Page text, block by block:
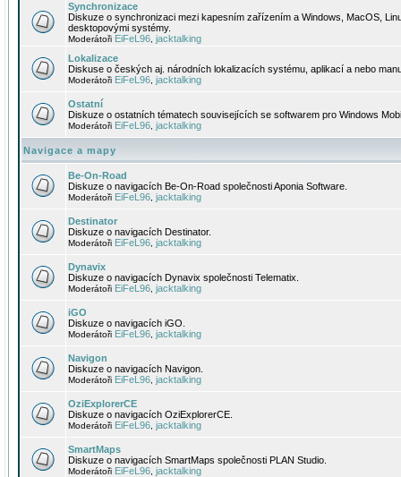
Synchronizace
Diskuze o synchronizaci mezi kapesním zařízením a Windows, MacOS,
desktopovými systémy.
Moderátoři EiFeL96 jacktalking
Lokalizace
Diskuse o českých aj. národních lokalizacích systému, aplikací a nebo
Moderátoři EiFeL96 jacktalking
Ostatní
Diskuze o ostatních tématech souvisejících se softwarem pro Windows
Moderátoři EiFeL96 jacktalking
Navigace a mapy
Be-On-Road
Diskuze o navigacích Be-On-Road společnosti Aponia Software.
Moderátoři EiFeL96 jacktalking
Destinator
Diskuze o navigacích Destinator.
Moderátoři EiFeL96 jacktalking
Dynavix
Diskuze o navigacích Dynavix společnosti Telematix.
Moderátoři EiFeL96 jacktalking
iGO
Diskuze o navigacích iGO.
Moderátoři EiFeL96 jacktalking
Navigon
Diskuze o navigacích Navigon.
Moderátoři EiFeL96 jacktalking
OziExplorerCE
Diskuze o navigacích OziExplorerCE.
Moderátoři EiFeL96 jacktalking
SmartMaps
Diskuze o navigacích SmartMaps společnosti PLAN Studio.
Moderátoři EiFeL96 jacktalking